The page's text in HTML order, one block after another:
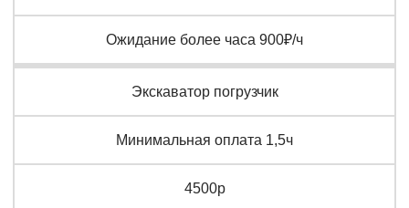
Ожидание более часа 900₽/ч
Экскаватор погрузчик
Минимальная оплата 1,5ч
4500р